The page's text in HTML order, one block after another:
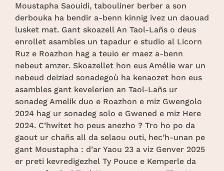
Moustapha Saouidi, tabouliner berber a son
derbouka ha bendir a-benn kinnig ivez un daouad
lusket mat. Gant skoazell An Taol-Lañs o deus
enrollet asambles un tapadur e studio al Licorn
Ruz e Roazhon hag a teuio er maez a-benn
nebeut amzer. Skoazellet hon eus Amélie war un
nebeud deiziad sonadegoù ha kenaozet hon eus
asambles gant kevelerien an Taol-Lañs ur
sonadeg Amelik duo e Roazhon e miz Gwengolo
2024 hag ur sonadeg solo e Gwened e miz Here
2024. C’hwitet ho peus anezho ? Tro ho po da
gaout ur chañs all da selaou outi, hec’h-unan pe
gant Moustapha : d’ar Yaou 23 a viz Genver 2025
er preti kevredigezhel Ty Pouce e Kemperle da